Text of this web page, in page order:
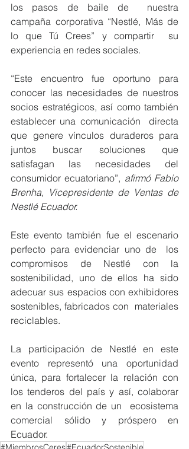
los pasos de baile de  nuestra
campaña corporativa “Nestlé, Más de
lo que Tú Crees” y compartir  su
experiencia en redes sociales.
“Este encuentro fue oportuno para
conocer las necesidades de nuestros
socios estratégicos, así como también
establecer una comunicación  directa
que genere vínculos duraderos para
juntos buscar soluciones que
satisfagan las necesidades del
consumidor ecuatoriano”, afirmó Fabio
Brenha, Vicepresidente de Ventas de
Nestlé Ecuador.
Este evento también fue el escenario
perfecto para evidenciar uno de  los
compromisos de Nestlé con la
sostenibilidad, uno de ellos ha sido
adecuar sus espacios con exhibidores
sostenibles, fabricados con  materiales
reciclables.
La participación de Nestlé en este
evento representó una oportunidad
única, para fortalecer la relación con
los tenderos del país y así, colaborar
en la construcción de un  ecosistema
comercial sólido y próspero en
Ecuador.